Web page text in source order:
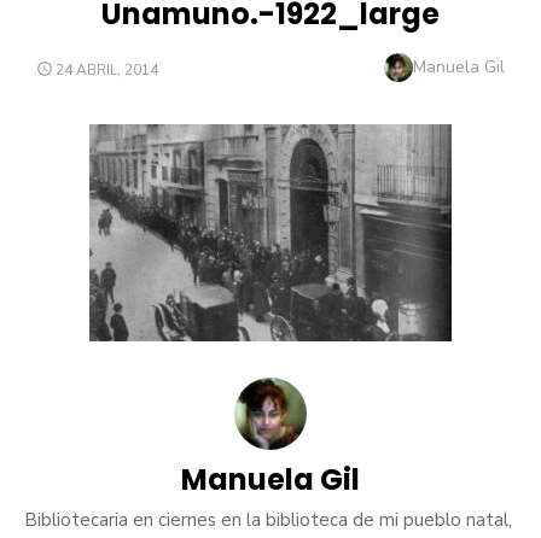
Unamuno.-1922_large
PUBLICADO
24 ABRIL, 2014 Autor
Manuela Gil
Manuela Gil
Bibliotecaria en ciernes en la biblioteca de mi pueblo natal,